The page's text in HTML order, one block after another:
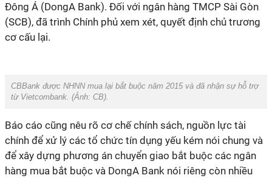
Đông Á (DongA Bank). Đối với ngân hàng TMCP Sài Gòn
(SCB), đã trình Chính phủ xem xét, quyết định chủ trương
cơ cấu lại.
CBBank được NHNN mua lại bắt buộc năm 2015 và đã nhận sự hỗ trợ
từ Vietcombank. (Ảnh: CB).
Báo cáo cũng nêu rõ cơ chế chính sách, nguồn lực tài
chính để xử lý các tổ chức tín dụng yếu kém nói chung và
để xây dựng phương án chuyển giao bắt buộc các ngân
hàng mua bắt buộc và DongA Bank nói riêng còn nhiều